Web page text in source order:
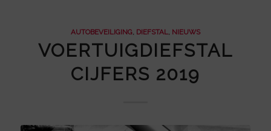
AUTOBEVEILIGING, DIEFSTAL, NIEUWS
VOERTUIGDIEFSTAL
CIJFERS 2019